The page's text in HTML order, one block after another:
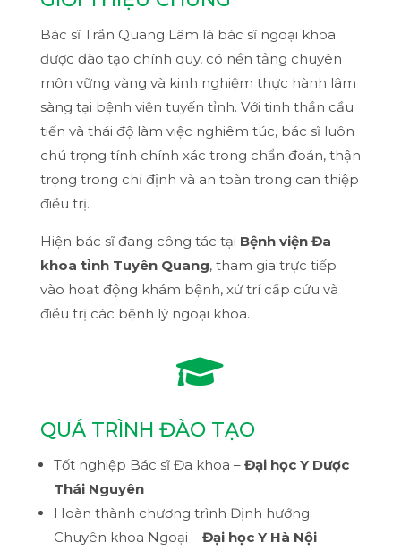
Bác sĩ Trần Quang Lâm là bác sĩ ngoại khoa
được đào tạo chính quy, có nền tảng chuyên
môn vững vàng và kinh nghiệm thực hành lâm
sàng tại bệnh viện tuyến tỉnh. Với tinh thần cầu
tiến và thái độ làm việc nghiêm túc, bác sĩ luôn
chú trọng tính chính xác trong chẩn đoán, thận
trọng trong chỉ định và an toàn trong can thiệp
điều trị.
Hiện bác sĩ đang công tác tại Bệnh viện Đa
khoa tỉnh Tuyên Quang, tham gia trực tiếp
vào hoạt động khám bệnh, xử trí cấp cứu và
điều trị các bệnh lý ngoại khoa.

QUÁ TRÌNH ĐÀO TẠO
Tốt nghiệp Bác sĩ Đa khoa – Đại học Y Dược
Thái Nguyên
Hoàn thành chương trình Định hướng
Chuyên khoa Ngoại – Đại học Y Hà Nội